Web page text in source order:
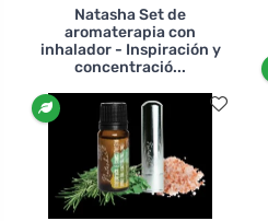
Natasha Set de
aromaterapia con
inhalador - Inspiración y
concentració...